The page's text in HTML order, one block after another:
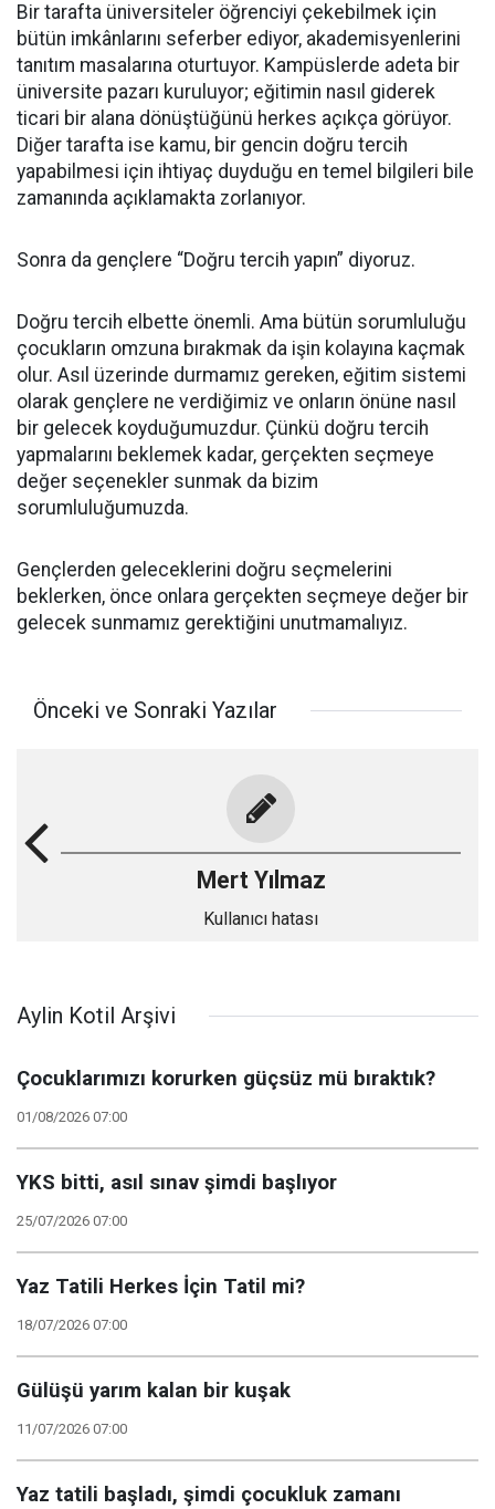
Bir tarafta üniversiteler öğrenciyi çekebilmek için
bütün imkânlarını seferber ediyor, akademisyenlerini
tanıtım masalarına oturtuyor. Kampüslerde adeta bir
üniversite pazarı kuruluyor; eğitimin nasıl giderek
ticari bir alana dönüştüğünü herkes açıkça görüyor.
Diğer tarafta ise kamu, bir gencin doğru tercih
yapabilmesi için ihtiyaç duyduğu en temel bilgileri bile
zamanında açıklamakta zorlanıyor.
Sonra da gençlere “Doğru tercih yapın” diyoruz.
Doğru tercih elbette önemli. Ama bütün sorumluluğu
çocukların omzuna bırakmak da işin kolayına kaçmak
olur. Asıl üzerinde durmamız gereken, eğitim sistemi
olarak gençlere ne verdiğimiz ve onların önüne nasıl
bir gelecek koyduğumuzdur. Çünkü doğru tercih
yapmalarını beklemek kadar, gerçekten seçmeye
değer seçenekler sunmak da bizim
sorumluluğumuzda.
Gençlerden geleceklerini doğru seçmelerini
beklerken, önce onlara gerçekten seçmeye değer bir
gelecek sunmamız gerektiğini unutmamalıyız.
Önceki ve Sonraki Yazılar
Mert Yılmaz
Kullanıcı hatası
Aylin Kotil Arşivi
Çocuklarımızı korurken güçsüz mü bıraktık?
01/08/2026 07:00
YKS bitti, asıl sınav şimdi başlıyor
25/07/2026 07:00
Yaz Tatili Herkes İçin Tatil mi?
18/07/2026 07:00
Gülüşü yarım kalan bir kuşak
11/07/2026 07:00
Yaz tatili başladı, şimdi çocukluk zamanı